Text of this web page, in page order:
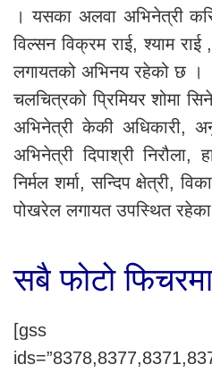
। यसका अलवा अभिनेत्री
विल्सन विक्रम राई, श्याम
लगायतको अभिनय रहेको छ ।
चलचित्रको प्रिमियर शोमा
अभिनेत्री केकी अधिकारी,
अभिनेत्री दिपाश्री निरौला,
निर्मल शर्मा, सन्दिप क्षेत्री,
पोखरेल लगायत उपस्थित
सबै फोटो
[gss